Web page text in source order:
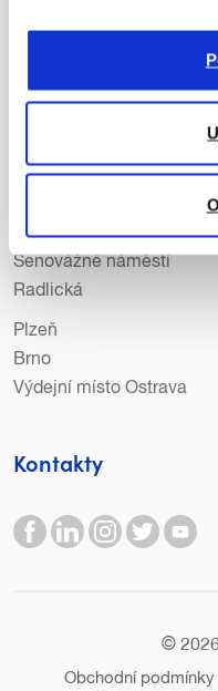
Aktuality
Kariéra
Praha
Senovážné náměstí
Radlická
Plzeň
Brno
Výdejní místo Ostrava
Kontakty
©
Obchodní podmínky